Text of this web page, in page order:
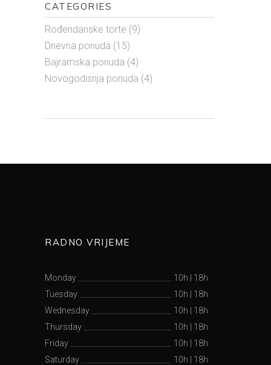
CATEGORIES
Rođendanske torte (9)
Dnevna ponuda (15)
Bajramska ponuda (4)
Novogodisnja ponuda (4)
RADNO VRIJEME
Monday 10h
18h
Tuesday
10h
18h
Wednesday
10h
18h
Thursday
10h
18h
Friday
10h
18h
Saturday
10h
18h